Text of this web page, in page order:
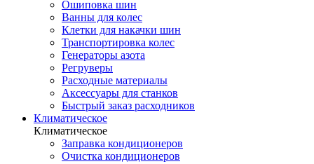
Ошиповка шин
Ванны для колес
Клетки для накачки шин
Транспортировка колес
Генераторы азота
Регруверы
Расходные материалы
Аксессуары для станков
Быстрый заказ расходников
Климатическое
Климатическое
Заправка кондиционеров
Очистка кондиционеров